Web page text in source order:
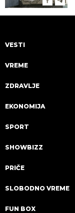
VESTI
VREME
ZDRAVLJE
EKONOMIJA
SPORT
SHOWBIZZ
PRIČE
SLOBODNO VREME
FUN BOX